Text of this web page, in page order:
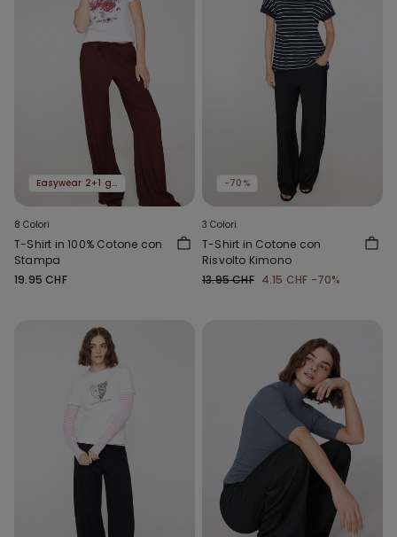
Easywear 2+1 gratis
8 Colori
T-Shirt in 100% Cotone con
Stampa
19.95 CHF
-70%
3 Colori
T-Shirt in Cotone con
Risvolto Kimono
13.95 CHF 4.15 CHF -70%